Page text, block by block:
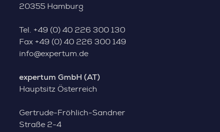
20355 Hamburg
Tel. +49 (0) 40 226 300 130
Fax +49 (0) 40 226 300 149
info@expertum.de
expertum GmbH (AT)
Hauptsitz Österreich
Gertrude-Fröhlich-Sandner
Straße 2-4